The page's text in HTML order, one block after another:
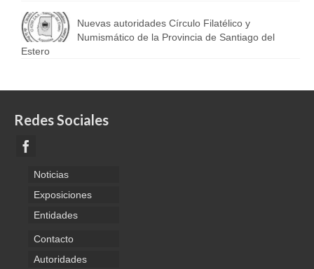
Nuevas autoridades Círculo Filatélico y
Numismático de la Provincia de Santiago del
Estero
Redes Sociales
Noticias
Exposiciones
Entidades
Contacto
Autoridades